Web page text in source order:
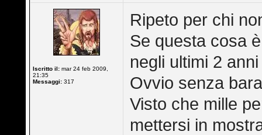
Iscritto il: mar 24 feb 2009,
21:35
Messaggi: 317
Ripeto per chi
Se questa cosa
negli ultimi 2
Ovvio senza
Visto che mille
mettersi in